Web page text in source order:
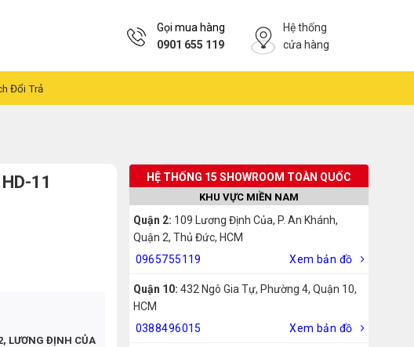
Gọi mua hàng
0901 655 119
Hệ thống
cửa hàng
Đổi Trả
HỆ THỐNG 15 SHOWROOM TOÀN QUỐC
KHU VỰC MIỀN NAM
Quận 2: 109 Lương Định Của, P. An Khánh,
Quận 2, Thủ Đức, HCM
0965755119
Xem bản đồ
Quận 10: 432 Ngô Gia Tự, Phường 4, Quận 10,
HCM
0388496015
Xem bản đồ
11
LƯƠNG ĐỊNH CỦA